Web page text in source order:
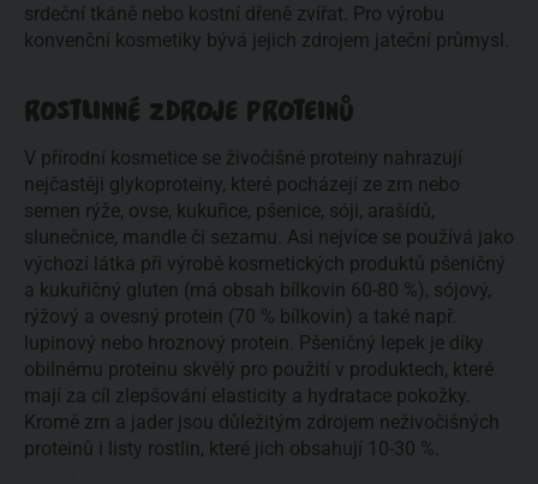
srdeční tkáně nebo kostní dřeně zvířat. Pro výrobu
konvenční kosmetiky bývá jejich zdrojem jateční průmysl.
ROSTLINNÉ ZDROJE PROTEINŮ
V přírodní kosmetice se živočišné proteiny nahrazují
nejčastěji glykoproteiny, které pocházejí ze zrn nebo
semen rýže, ovse, kukuřice, pšenice, sóji, arašídů,
slunečnice, mandle či sezamu. Asi nejvíce se používá jako
výchozí látka při výrobě kosmetických produktů pšeničný
a kukuřičný gluten (má obsah bílkovin 60-80 %), sójový,
rýžový a ovesný protein (70 % bílkovin) a také např.
lupinový nebo hroznový protein. Pšeničný lepek je díky
obilnému proteinu skvělý pro použití v produktech, které
mají za cíl zlepšování elasticity a hydratace pokožky.
Kromě zrn a jader jsou důležitým zdrojem neživočišných
proteinů i listy rostlin, které jich obsahují 10-30 %.